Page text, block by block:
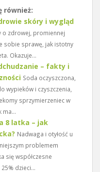
również:
skóry i wygląd
o zdrowej, promiennej
sobie sprawę, jak istotny
Okazuje...
– fakty i
Soda oczyszczona,
wypieków i czyszczenia,
sprzymierzeniec w
ma...
8 latka – jak
Nadwaga i otyłość u
problemem
się współczesne
dzieci...